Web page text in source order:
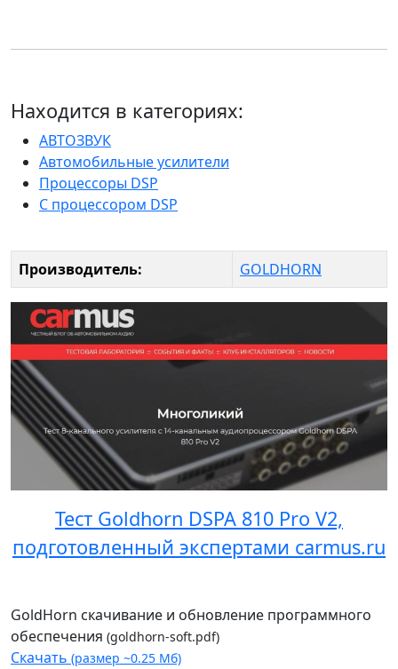
Находится в категориях:
АВТОЗВУК
Автомобильные усилители
Процессоры DSP
С процессором DSP
Производитель: GOLDHORN
Тест Goldhorn DSPA 810 Pro V2,
подготовленный экспертами carmus.ru
GoldHorn скачивание и обновление программного
обеспечения (goldhorn-soft.pdf)
Скачать (размер ~0.25 Мб)